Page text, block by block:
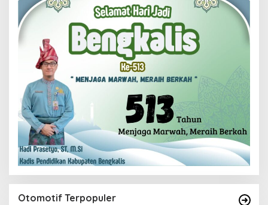
Otomotif Terpopuler